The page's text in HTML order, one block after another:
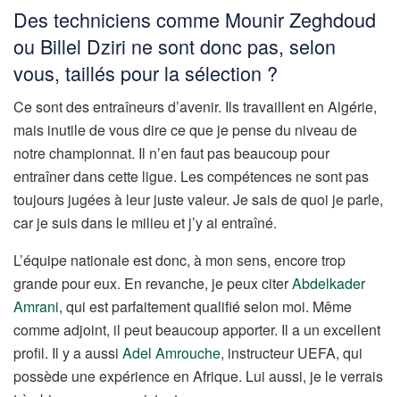
Des techniciens comme Mounir Zeghdoud
ou Billel Dziri ne sont donc pas, selon
vous, taillés pour la sélection ?
Ce sont des entraîneurs d’avenir. Ils travaillent en Algérie,
mais inutile de vous dire ce que je pense du niveau de
notre championnat. Il n’en faut pas beaucoup pour
entraîner dans cette ligue. Les compétences ne sont pas
toujours jugées à leur juste valeur. Je sais de quoi je parle,
car je suis dans le milieu et j’y ai entraîné.
L’équipe nationale est donc, à mon sens, encore trop
grande pour eux. En revanche, je peux citerAbdelkader
Amrani, qui est parfaitement qualifié selon moi. Même
comme adjoint, il peut beaucoup apporter. Il a un excellent
profil. Il y a aussi Adel Amrouche, instructeur UEFA, qui
possède une expérience en Afrique. Lui aussi, je le verrais